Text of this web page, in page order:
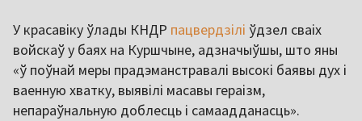
У красавіку ўлады КНДР пацвердзілі ўдзел сваіх
войскаў у баях на Куршчыне, адзначыўшы, што яны
«ў поўнай меры прадэманстравалі высокі баявы дух і
ваенную хватку, выявілі масавы гераізм,
непараўнальную доблесць і самаадданасць».